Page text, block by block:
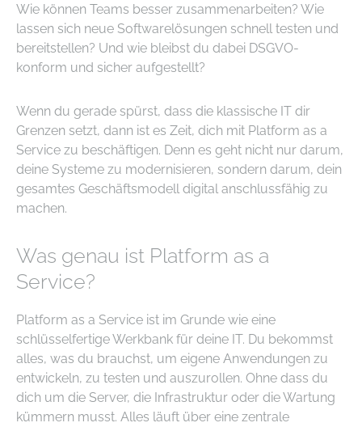
Wie können Teams besser zusammenarbeiten? Wie
lassen sich neue Softwarelösungen schnell testen und
bereitstellen? Und wie bleibst du dabei DSGVO-
konform und sicher aufgestellt?
Wenn du gerade spürst, dass die klassische IT dir
Grenzen setzt, dann ist es Zeit, dich mit Platform as a
Service zu beschäftigen. Denn es geht nicht nur darum,
deine Systeme zu modernisieren, sondern darum, dein
gesamtes Geschäftsmodell digital anschlussfähig zu
machen.
Was genau ist Platform as a
Service?
Platform as a Service ist im Grunde wie eine
schlüsselfertige Werkbank für deine IT. Du bekommst
alles, was du brauchst, um eigene Anwendungen zu
entwickeln, zu testen und auszurollen. Ohne dass du
dich um die Server, die Infrastruktur oder die Wartung
kümmern musst. Alles läuft über eine zentrale